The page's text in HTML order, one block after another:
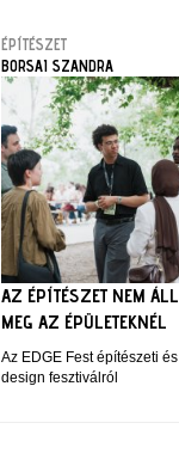
ÉPÍTÉSZET
BORSAI SZANDRA
AZ ÉPÍTÉSZET NEM ÁLL
MEG AZ ÉPÜLETEKNÉL
Az EDGE Fest építészeti és
design fesztiválról